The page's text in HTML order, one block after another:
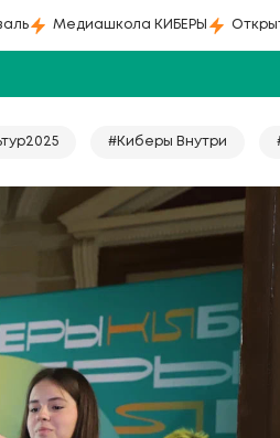
Медиашкола КИБЕРЫ
#Киберы Внутри